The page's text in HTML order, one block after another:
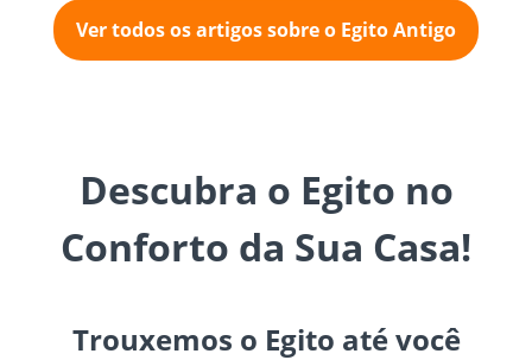
Ver todos os artigos sobre o Egito Antigo
Descubra o Egito no
Conforto da Sua Casa!
Trouxemos o Egito até você